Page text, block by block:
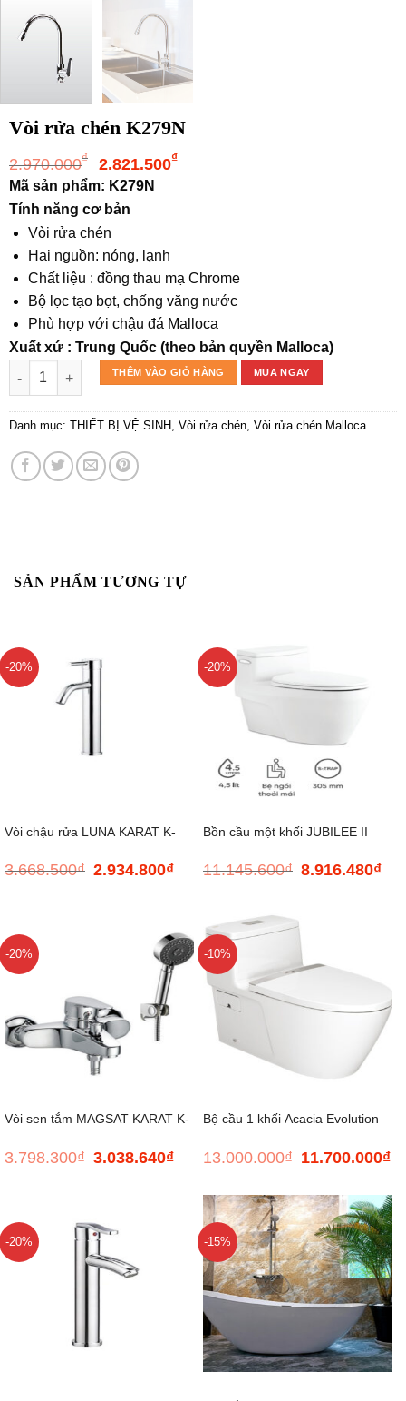
Vòi rửa chén K279N
2.970.000₫
Giá
gốc
là:
2.970.000₫.
2.821.500₫Giá
Mã sản phẩm: K279N
Tính năng cơ bản
Vòi rửa chén
Hai nguồn: nóng, lạnh
Chất liệu : đồng thau mạ Chrome
Bộ lọc tạo bọt, chống văng nước
Phù hợp với chậu đá Malloca
Xuất xứ : Trung Quốc (theo bản quyền Malloca)
Vòi rửa chén K279N số lượng
THÊM VÀO GIỎ HÀNG MUA NGAY
Danh mục: THIẾT BỊ VỆ SINH, Vòi rửa chén, Vòi rửa chén Malloca
SẢN PHẨM TƯƠNG TỰ
-20%
Vòi chậu rửa LUNA KARAT K-
3.668.500₫ Giá
2.934.800₫Giá
2.934.800₫.
-20%
Bồn cầu một khối JUBILEE II
11.145.600₫ Giá
8.916.480₫Giá
-20%
Vòi sen tắm MAGSAT KARAT K-
3.798.300₫ Giá
3.038.640₫Giá
3.038.640₫.
-10%
Bộ cầu 1 khối Acacia Evolution
13.000.000₫
Giá
là:
13.000.000₫.
11.700.000₫
tại
là:
-20%
-15%